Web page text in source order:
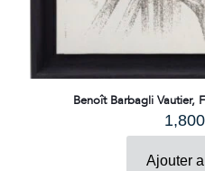
Benoît Barbagli Vautier,
Ajouter